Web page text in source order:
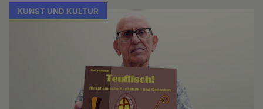
KUNST UND KULTUR